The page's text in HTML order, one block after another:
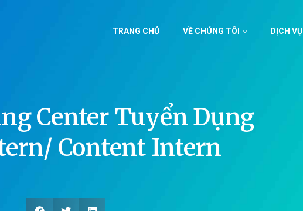
TRANG CHỦ VỀ CHÚNG TÔI DỊCH VỤ
Center Tuyển Dụng
Content Intern